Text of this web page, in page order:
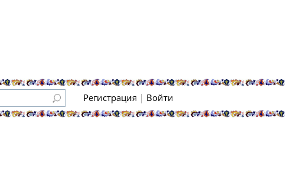
Регистрация | Войти